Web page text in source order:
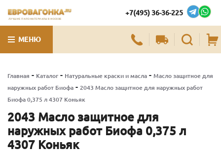
ЛУЧШИЕ ПИЛОМАТЕРИАЛЫ В МОСКВЕ
+7(495) 36-36-225
МЕНЮ
Главная - Каталог - Натуральные краски и масла - Масло защитное для
наружных работ Биофа - 2043 Масло защитное для наружных работ
Биофа 0,375 л 4307 Коньяк
2043 Масло защитное для
наружных работ Биофа 0,375 л
4307 Коньяк